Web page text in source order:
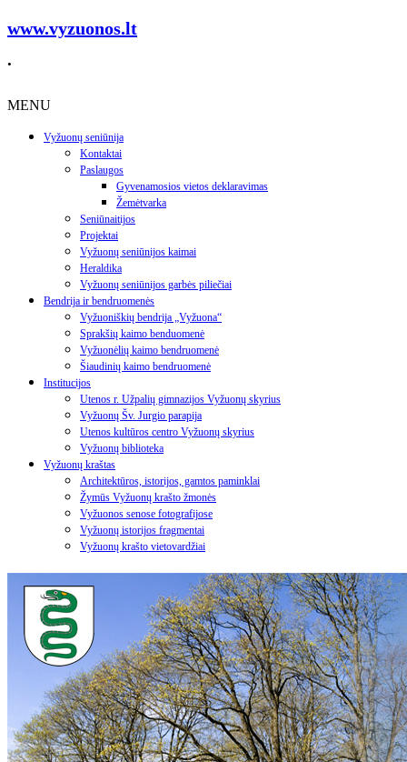
www.vyzuonos.lt
.
MENU
Vyžuonų seniūnija
Kontaktai
Paslaugos
Gyvenamosios vietos deklaravimas
Žemėtvarka
Seniūnaitijos
Projektai
Vyžuonų seniūnijos kaimai
Heraldika
Vyžuonų seniūnijos garbės piliečiai
Bendrija ir bendruomenės
Vyžuoniškių bendrija „Vyžuona“
Sprakšių kaimo benduomenė
Vyžuonėlių kaimo bendruomenė
Šiaudinių kaimo bendruomenė
Institucijos
Utenos r. Užpalių gimnazijos Vyžuonų skyrius
Vyžuonų Šv. Jurgio parapija
Utenos kultūros centro Vyžuonų skyrius
Vyžuonų biblioteka
Vyžuonų kraštas
Architektūros, istorijos, gamtos paminklai
Žymūs Vyžuonų krašto žmonės
Vyžuonos senose fotografijose
Vyžuonų istorijos fragmentai
Vyžuonų krašto vietovardžiai